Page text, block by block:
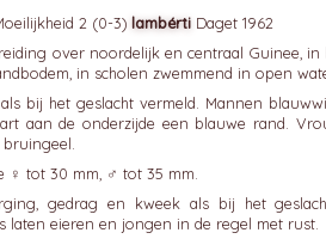
lambérti Daget 1962
over noordelijk en centraal Guinee, in
in scholen zwemmend in open
bij het geslacht vermeld. Mannen
aan de onderzijde een blauwe rand.
♀ tot 30 mm, ♂ tot 35 mm.
gedrag en kweek als bij het
laten eieren en jongen in de regel met rust.